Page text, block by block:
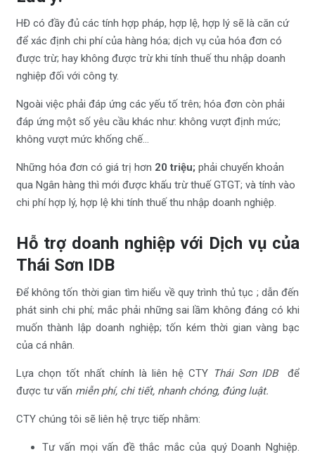
HĐ có đầy đủ các tính hợp pháp, hợp lệ, hợp lý sẽ là căn cứ
để xác định chi phí của hàng hóa; dịch vụ của hóa đơn có
được trừ; hay không được trừ khi tính thuế thu nhập doanh
nghiệp đối với công ty.
Ngoài việc phải đáp ứng các yếu tố trên; hóa đơn còn phải
đáp ứng một số yêu cầu khác như: không vượt định mức;
không vượt mức khống chế…
Những hóa đơn có giá trị hơn 20 triệu; phải chuyển khoản
qua Ngân hàng thì mới được khấu trừ thuế GTGT; và tính vào
chi phí hợp lý, hợp lệ khi tính thuế thu nhập doanh nghiệp.
Hỗ trợ doanh nghiệp với Dịch vụ của
Thái Sơn IDB
Để không tốn thời gian tìm hiểu về quy trình thủ tục ; dẫn đến
phát sinh chi phí; mắc phải những sai lầm không đáng có khi
muốn thành lập doanh nghiệp; tốn kém thời gian vàng bạc
của cá nhân.
Lựa chọn tốt nhất chính là liên hệ CTY Thái Sơn IDBđể
được tư vấn miễn phí, chi tiết, nhanh chóng, đúng luật.
CTY chúng tôi sẽ liên hệ trực tiếp nhằm:
Tư vấn mọi vấn đề thắc mắc của quý Doanh Nghiệp.